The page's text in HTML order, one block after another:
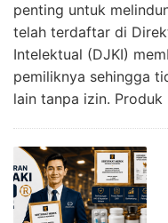
penting untuk
telah terdaftar di
Intelektual (DJKI)
pemiliknya sehingga
lain tanpa izin. Produk